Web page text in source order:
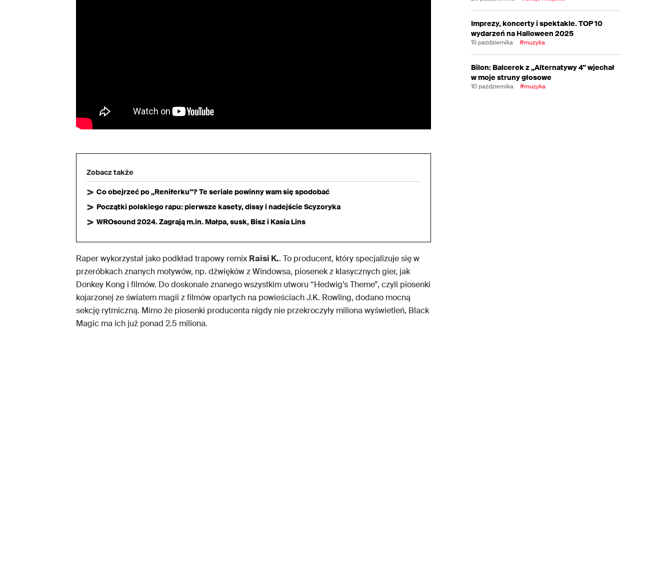
Zobacz także
Co obejrzeć po „Reniferku”? Te seriale powinny wam się spodobać
Początki polskiego rapu: pierwsze kasety, dissy i nadejście Scyzoryka
WROsound 2024. Zagrają m.in. Małpa, susk, Bisz i Kasia Lins
Raper wykorzystał jako podkład trapowy remix Raisi K.. To producent, który specjalizuje się w
przeróbkach znanych motywów, np. dźwięków z Windowsa, piosenek z klasycznych gier, jak
Donkey Kong i filmów. Do doskonale znanego wszystkim utworu “Hedwig’s Theme”, czyli piosenki
kojarzonej ze światem magii z filmów opartych na powieściach J.K. Rowling, dodano mocną
sekcję rytmiczną. Mimo że piosenki producenta nigdy nie przekroczyły miliona wyświetleń, Black
Magic ma ich już ponad 2.5 miliona.
Imprezy, koncerty i spektakle. TOP 10
wydarzeń na Halloween 2025
15 października #muzyka
Bilon: Balcerek z „Alternatywy 4” wjechał
w moje struny głosowe
10 października #muzyka